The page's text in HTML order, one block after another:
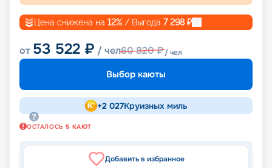
Цена снижена на 12% / Выгода 7 298₽
от 53 522 ₽ / чел60 820₽/ чел
Выбор каюты
+2 027Круизных миль
ОСТАЛОСЬ 5 КАЮТ
Добавить в избранное